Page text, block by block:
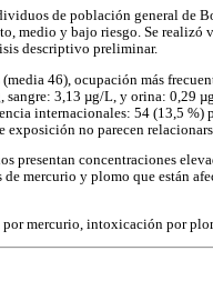
de población general de
medio y bajo riesgo. Se
descriptivo preliminar.
46), ocupación más
sangre: 3,13 µg/L, y orina: 0,29
internacionales: 54 (13,5
no parecen
presentan concentraciones
mercurio y plomo que están
mercurio, intoxicación por